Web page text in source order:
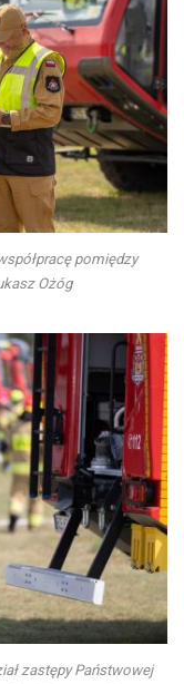
pomiędzy
Ożóg
zastępy Państwowej